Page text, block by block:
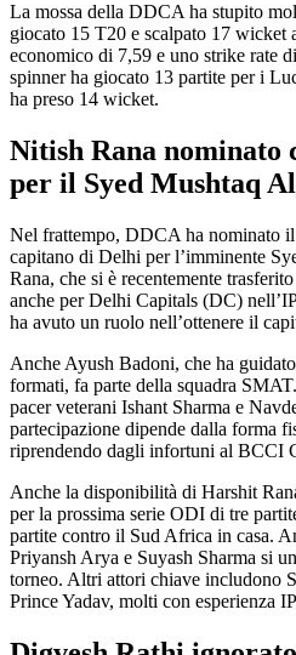
La mossa della DDCA ha stupito
giocato 15 T20 e scalpato 17 wicket
economico di 7,59 e uno strike rate
spinner ha giocato 13 partite per i
ha preso 14 wicket.
Nitish Rana nominato
per il Syed Mushtaq
Nel frattempo, DDCA ha nominato
capitano di Delhi per l’imminente
Rana, che si è recentemente
anche per Delhi Capitals (DC)
ha avuto un ruolo nell’ottenere il
Anche Ayush Badoni, che ha
formati, fa parte della squadra
pacer veterani Ishant Sharma e
partecipazione dipende dalla forma
riprendendo dagli infortuni al BCCI
Anche la disponibilità di Harshit
per la prossima serie ODI di tre
partite contro il Sud Africa in casa.
Priyansh Arya e Suyash Sharma si
torneo. Altri attori chiave includono
Prince Yadav, molti con esperienza